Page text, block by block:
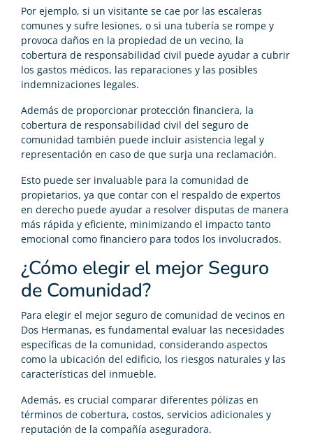
Por ejemplo, si un visitante se cae por las escaleras
comunes y sufre lesiones, o si una tubería se rompe y
provoca daños en la propiedad de un vecino, la
cobertura de responsabilidad civil puede ayudar a cubrir
los gastos médicos, las reparaciones y las posibles
indemnizaciones legales.
Además de proporcionar protección financiera, la
cobertura de responsabilidad civil del seguro de
comunidad también puede incluir asistencia legal y
representación en caso de que surja una reclamación.
Esto puede ser invaluable para la comunidad de
propietarios, ya que contar con el respaldo de expertos
en derecho puede ayudar a resolver disputas de manera
más rápida y eficiente, minimizando el impacto tanto
emocional como financiero para todos los involucrados.
¿Cómo elegir el mejor Seguro
de Comunidad?
Para elegir el mejor seguro de comunidad de vecinos en
Dos Hermanas, es fundamental evaluar las necesidades
específicas de la comunidad, considerando aspectos
como la ubicación del edificio, los riesgos naturales y las
características del inmueble.
Además, es crucial comparar diferentes pólizas en
términos de cobertura, costos, servicios adicionales y
reputación de la compañía aseguradora.